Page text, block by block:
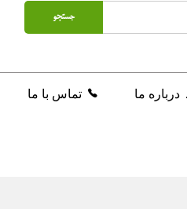
جستجو
درباره ما تماس با ما